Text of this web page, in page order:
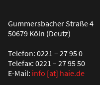
Gummersbacher Straße 4
50679 Köln (Deutz)
Telefon: 0221 – 27 95 0
Telefax: 0221 – 27 95 50
E-Mail: info [at] haie.de